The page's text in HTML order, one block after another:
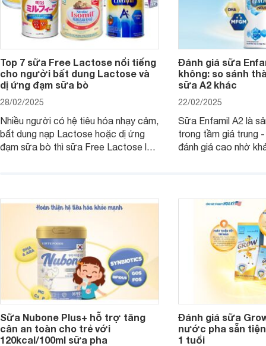
Top 7 sữa Free Lactose nổi tiếng
cho người bất dung Lactose và
dị ứng đạm sữa bò
28/02/2025
Nhiều người có hệ tiêu hóa nhạy cảm,
bất dung nạp Lactose hoặc dị ứng
đạm sữa bò thì sữa Free Lactose là
người lớn, giúp giải quyết tình trạng rối
loạn tiêu hóa, hấp thu dễ dàng hơn.
Đánh giá sữa
không: so sánh
sữa A2 khác
22/02/2025
Sữa Enfamil A2 là
trong tầm giá trung
đánh giá cao nhờ
dưỡng toàn diện
Sữa Nubone Plus+ hỗ trợ tăng
cân an toàn cho trẻ với
120kcal/100ml sữa pha
Đánh giá sữa
nước pha sẵn
1 tuổi